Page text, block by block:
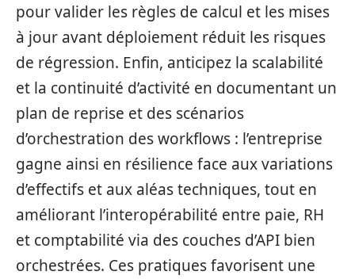
pour valider les règles de calcul et les mises
à jour avant déploiement réduit les risques
de régression. Enfin, anticipez la scalabilité
et la continuité d’activité en documentant un
plan de reprise et des scénarios
d’orchestration des workflows : l’entreprise
gagne ainsi en résilience face aux variations
d’effectifs et aux aléas techniques, tout en
améliorant l’interopérabilité entre paie, RH
et comptabilité via des couches d’API bien
orchestrées. Ces pratiques favorisent une